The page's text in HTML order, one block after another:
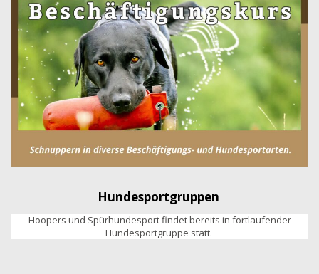
Hundesportgruppen
Hoopers und Spürhundesport findet bereits in fortlaufender
Hundesportgruppe statt.